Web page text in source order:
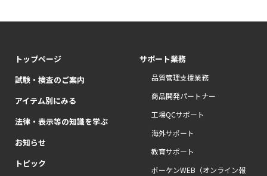
トップページ
試験・検査のご案内
アイテム別にみる
法律・表示等の知識を学ぶ
お知らせ
トピック
サポート業務
品質管理支援業務
商品開発パートナー
工場QCサポート
海外サポート
教育サポート
ボーケンWEB（オンライン報